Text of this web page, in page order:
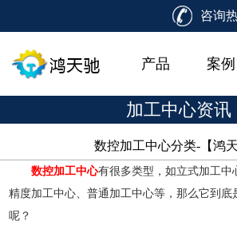
咨询
产品 案例
加工中心资讯
数控加工中心分类-【鸿天
数控加工中心有很多类型，如立式加工中
精度加工中心、普通加工中心等，那么它到底
呢？